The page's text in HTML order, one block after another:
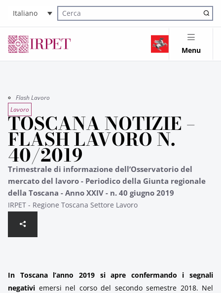
Italiano
Cerca nel sito
Menu
Flash Lavoro
Lavoro
TOSCANA NOTIZIE –
FLASH LAVORO N.
40/2019
Trimestrale di informazione dell’Osservatorio del
mercato del lavoro - Periodico della Giunta regionale
della Toscana - Anno XXIV - n. 40 giugno 2019
IRPET - Regione Toscana Settore Lavoro
In Toscana l’anno 2019 si apre confermando i segnali
negativi emersi nel corso del secondo semestre 2018. Nel